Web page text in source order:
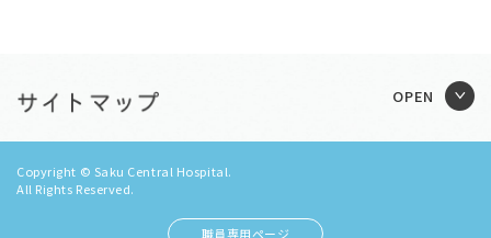
Copyright © Saku Central Hospital.
All Rights Reserved.
職員専用ページ